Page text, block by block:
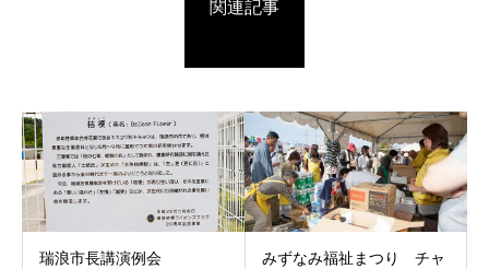
関連記事
瑞浪市長講演例会
みずなみ福祉まつり チャ